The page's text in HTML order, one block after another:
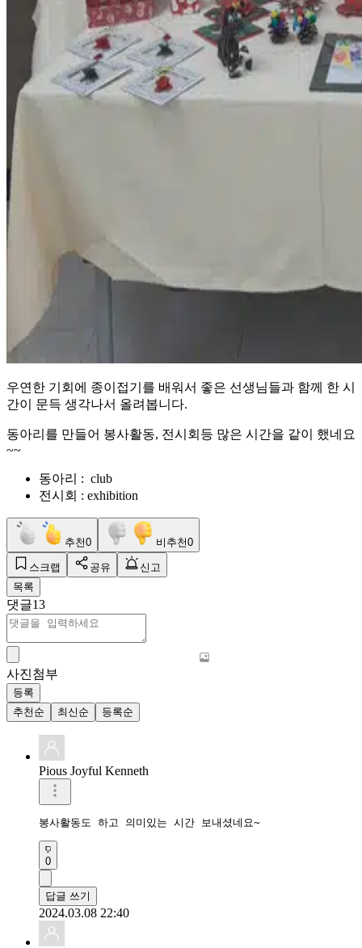
우연한 기회에 종이접기를 배워서 좋은 선생님들과 함께 한 시
간이 문득 생각나서 올려봅니다.
동아리를 만들어 봉사활동, 전시회등 많은 시간을 같이 했네요
~~
동아리 : club
전시회 : exhibition
추천0 비추천0
스크랩 공유
신고
목록
댓글13
사진첨부
등록
추천순
최신순 등록순
Pious Joyful Kenneth
봉사활동도 하고 의미있는 시간 보내셨네요~
0
답글 쓰기
2024.03.08 22:40